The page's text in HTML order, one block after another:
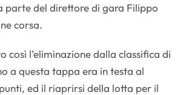
parte del direttore di gara Filippo
corsa.
così l’eliminazione dalla classifica di
a questa tappa era in testa al
ed il riaprirsi della lotta per il